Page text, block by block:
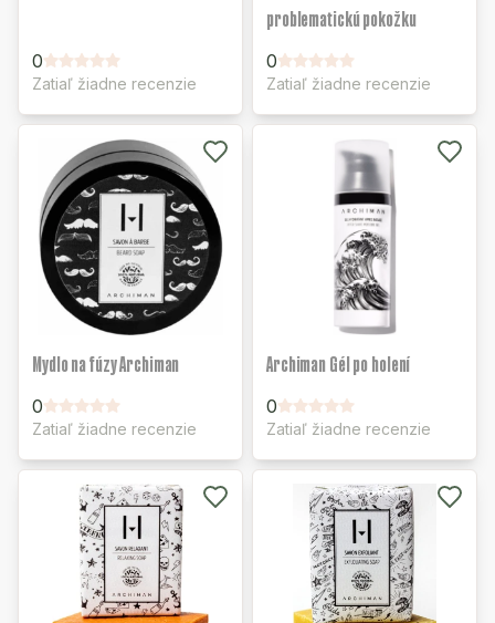
0
Zatiaľ žiadne recenzie
problematickú pokožku
0
Zatiaľ žiadne recenzie
Mydlo na fúzy Archiman
0
Zatiaľ žiadne recenzie
Archiman Gél po holení
0
Zatiaľ žiadne recenzie